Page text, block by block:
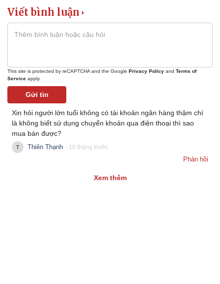
Ô tô
Viết bình luận
This site is protected by reCAPTCHA and the Google Privacy Policy and Terms of
Service apply.
Gửi tin
Xin hỏi người lớn tuổi không có tài khoản ngân hàng thậm chí
là không biết sử dụng chuyển khoản qua điện thoại thì sao
mua bán được?
Thiên Thạnh - 10 tháng trước
Phản hồi
Xem thêm